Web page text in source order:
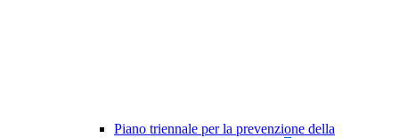
Piano triennale per la prevenzione della